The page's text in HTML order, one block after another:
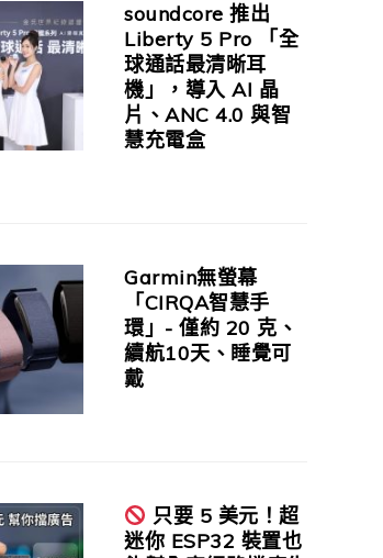
soundcore 推出
Liberty 5 Pro 「全
球通話最清晰耳
機」，導入 AI 晶
片、ANC 4.0 與智
慧充電盒
Garmin無螢幕
「CIRQA智慧手
環」- 僅約 20 克、
續航10天、睡覺可
戴
只要 5 美元！超
迷你 ESP32 裝置也